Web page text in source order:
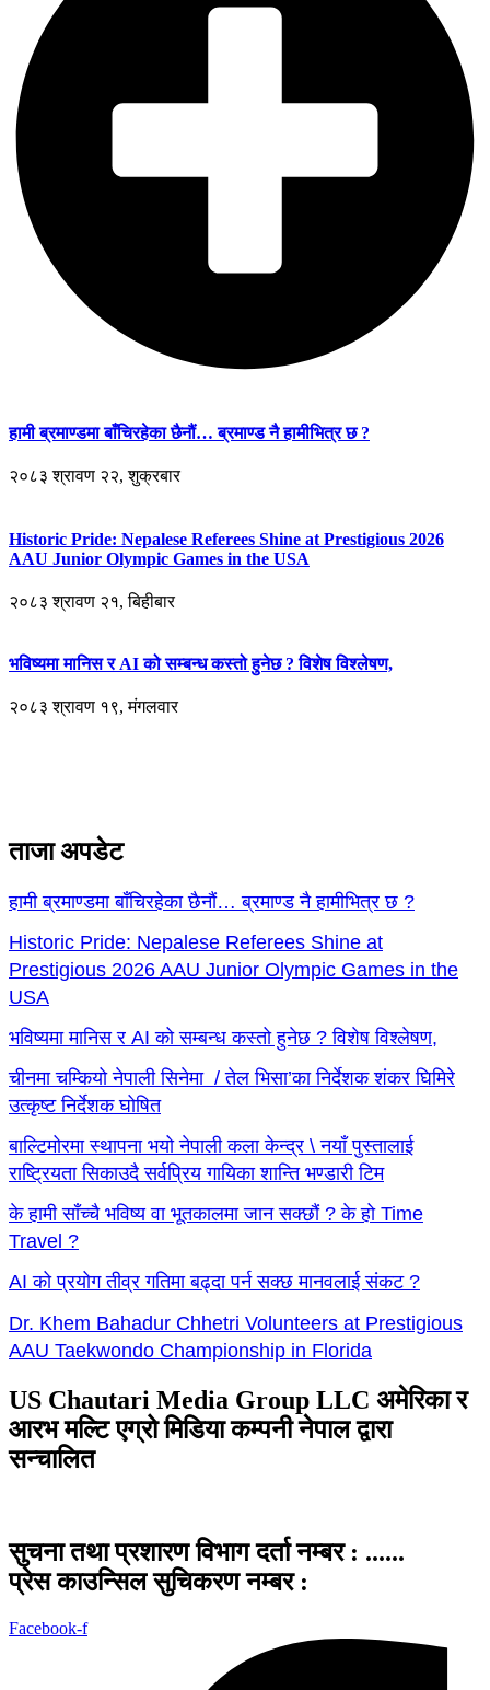
हामी ब्रमाण्डमा बाँचिरहेका छैनौं… ब्रमाण्ड नै हामीभित्र छ ?
२०८३ श्रावण २२, शुक्रबार
Historic Pride: Nepalese Referees Shine at Prestigious 2026
AAU Junior Olympic Games in the USA
२०८३ श्रावण २१, बिहीबार
भविष्यमा मानिस र AI को सम्बन्ध कस्तो हुनेछ ? विशेष विश्लेषण,
२०८३ श्रावण १९, मंगलवार
ताजा अपडेट
हामी ब्रमाण्डमा बाँचिरहेका छैनौं… ब्रमाण्ड नै हामीभित्र छ ?
Historic Pride: Nepalese Referees Shine at
Prestigious 2026 AAU Junior Olympic Games in the
USA
भविष्यमा मानिस र AI को सम्बन्ध कस्तो हुनेछ ? विशेष विश्लेषण,
चीनमा चम्कियो नेपाली सिनेमा / तेल भिसा’का निर्देशक शंकर घिमिरे
उत्कृष्ट निर्देशक घोषित
बाल्टिमोरमा स्थापना भयो नेपाली कला केन्द्र \ नयाँ पुस्तालाई
राष्ट्रियता सिकाउदै सर्वप्रिय गायिका शान्ति भण्डारी टिम
के हामी साँच्चै भविष्य वा भूतकालमा जान सक्छौं ? के हो Time
Travel ?
AI को प्रयोग तीव्र गतिमा बढ्दा पर्न सक्छ मानवलाई संकट ?
Dr. Khem Bahadur Chhetri Volunteers at Prestigious
AAU Taekwondo Championship in Florida
US Chautari Media Group LLC अमेरिका र
आरभ मल्टि एग्रो मिडिया कम्पनी नेपाल द्वारा
सन्चालित
सुचना तथा प्रशारण विभाग दर्ता नम्बर : ......
प्रेस काउन्सिल सुचिकरण नम्बर :
Facebook-f